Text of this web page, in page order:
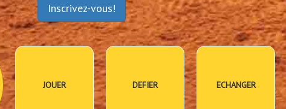
Inscrivez-vous!
JOUER DEFIER ECHANGER